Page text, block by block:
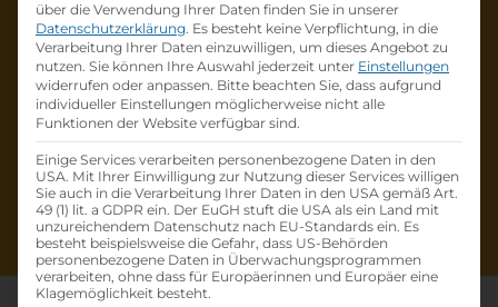
au Schwerpunkt LebensmittelbeiBILLA AG
ist schonbesetzt.
Firmenprofil besuchen
Andere Lehrstelle suchen
über die Verwendung Ihrer Daten finden Sie in unserer
Datenschutzerklärung. Es besteht keine Verpflichtung, in die
Verarbeitung Ihrer Daten einzuwilligen, um dieses Angebot zu
nutzen. Sie können Ihre Auswahl jederzeit unter Einstellungen
widerrufen oder anpassen. Bitte beachten Sie, dass aufgrund
individueller Einstellungen möglicherweise nicht alle
Funktionen der Website verfügbar sind.
Einige Services verarbeiten personenbezogene Daten in den
USA. Mit Ihrer Einwilligung zur Nutzung dieser Services willigen
Sie auch in die Verarbeitung Ihrer Daten in den USA gemäß Art.
49 (1) lit. a GDPR ein. Der EuGH stuft die USA als ein Land mit
unzureichendem Datenschutz nach EU-Standards ein. Es
besteht beispielsweise die Gefahr, dass US-Behörden
personenbezogene Daten in Überwachungsprogrammen
verarbeiten, ohne dass für Europäerinnen und Europäer eine
Klagemöglichkeit besteht.